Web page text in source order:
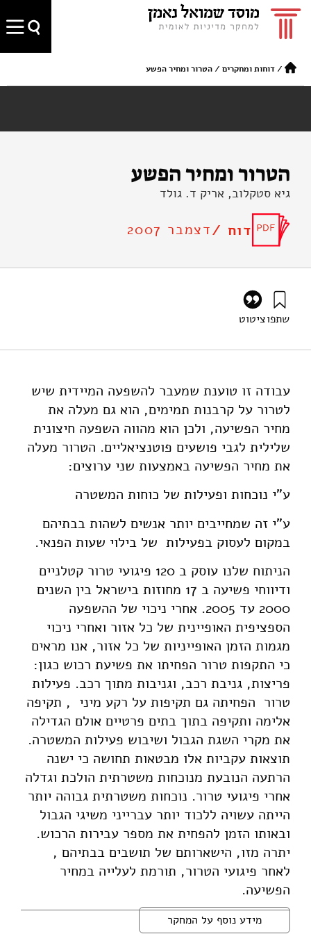
/דוחות ומחקרים /הטרור ומחיר הפשע
הטרור ומחיר הפשע
גיא סטקלוב, אריק ד. גולד
דוח /דצמבר 2007
שתפוציטוט
עבודה זו טוענת שמעבר להשפעה המיידית שיש
לטרור על קרבנות תמימים, הוא גם מעלה את
מחיר הפשיעה, ולכן הוא מהווה השפעה חיצונית
שלילית לגבי פושעים פוטנציאליים. הטרור מעלה
את מחיר הפשיעה באמצעות שני ערוצים:
ע"י נוכחות ופעילות של כוחות המשטרה
ע"י זה שמחייבים יותר אנשים לשהות בבתיהם
במקום לעסוק בפעילות של בילוי שעות הפנאי.
הניתוח שלנו עוסק ב 120 פיגועי טרור קטלניים
ודיווחי פשיעה ב 17 מחוזות בישראל בין השנים
2000 עד 2005. אחרי ניכוי של ההשפעה
הספציפית האופיינית של כל אזור ואחרי ניכוי
מגמות הזמן האופייניות של כל אזור, אנו מראים
כי התקפות טרור הפחיתו את פשיעת רכוש כגון:
פריצות, גניבת רכב, וגניבות מתוך רכב. פעילות
טרור הפחיתה גם תקיפות על רקע מיני , תקיפה
אלימה ותקיפה בתוך בתים פרטיים אולם הגדילה
את מקרי השגת הגבול ושיבוש פעילות המשטרה.
תוצאות עקביות אלו מבטאות תחושה כי ישנה
הרתעה הנובעת מנוכחות משטרתית הולכת וגדלה
אחרי פיגועי טרור. נוכחות משטרתית גבוהה יותר
הייתה עשויה ללכוד יותר עברייני משיגי הגבול
ובאותו הזמן להפחית את מספר עבירות הרכוש.
יתרה מזו, הישארותם של תושבים בבתיהם ,
לאחר פיגועי הטרור, תורמת לעלייה במחיר
הפשיעה.
מידע נוסף על המחקר